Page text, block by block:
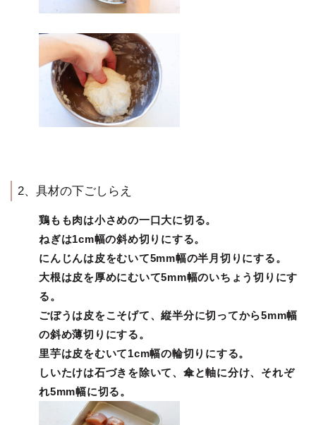
2、具材の下ごしらえ
鶏もも肉は小さめの一口大に切る。
ねぎは1cm幅の斜め切りにする。
にんじんは皮をむいて5mm幅の半月切りにする。
大根は皮を厚めにむいて5mm幅のいちょう切りにす
る。
ごぼうは皮をこそげて、縦半分に切ってから5mm幅
の斜め薄切りにする。
里芋は皮をむいて1cm幅の輪切りにする。
しいたけは石づきを除いて、傘と軸に分け、それぞ
れ5mm幅に切る。